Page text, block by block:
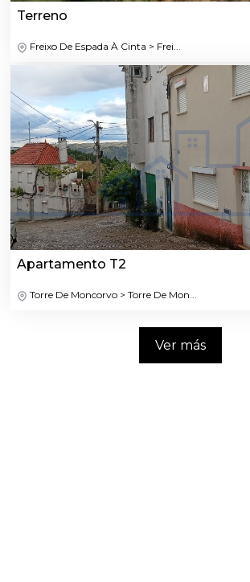
Terreno
Freixo De Espada À Cinta > Frei...
Apartamento T2
Torre De Moncorvo > Torre De Mon...
Ver más